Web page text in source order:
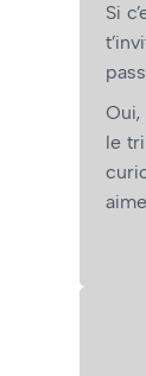
Si
Oui,
le